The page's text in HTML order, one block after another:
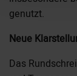
genutzt.
Neue
Das